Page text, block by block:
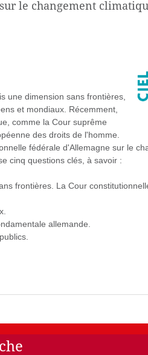
le changement
une dimension sans frontières,
et mondiaux. Récemment,
comme la Cour suprême
des droits de l'homme.
fédérale d'Allemagne sur le
cinq questions clés, à savoir :
frontières. La Cour
allemande.